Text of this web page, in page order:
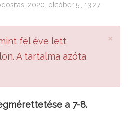
2020. október 5., 13:27
×
fél éve lett
A tartalma azóta
a 7-8.